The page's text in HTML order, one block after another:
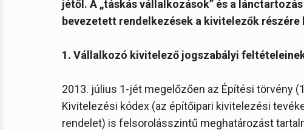
jétől. A „táskás vállalkozások” és a
bevezetett rendelkezések a kivitelezők
1. Vállalkozó kivitelező jogszabályi
2013. július 1-jét megelőzően az Építési törvény
Kivitelezési kódex (az építőipari kivitelezési
rendelet) is felsorolásszintű meghatározást